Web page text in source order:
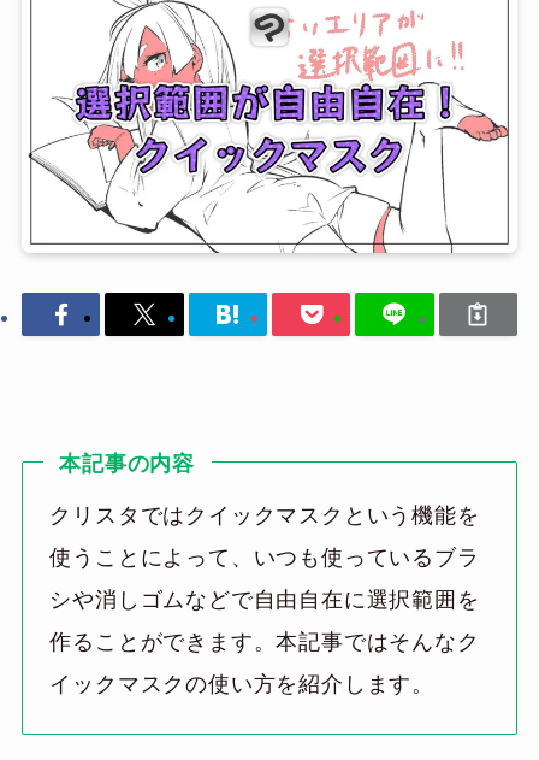
本記事の内容
クリスタではクイックマスクという機能を
使うことによって、いつも使っているブラ
シや消しゴムなどで自由自在に選択範囲を
作ることができます。本記事ではそんなク
イックマスクの使い方を紹介します。